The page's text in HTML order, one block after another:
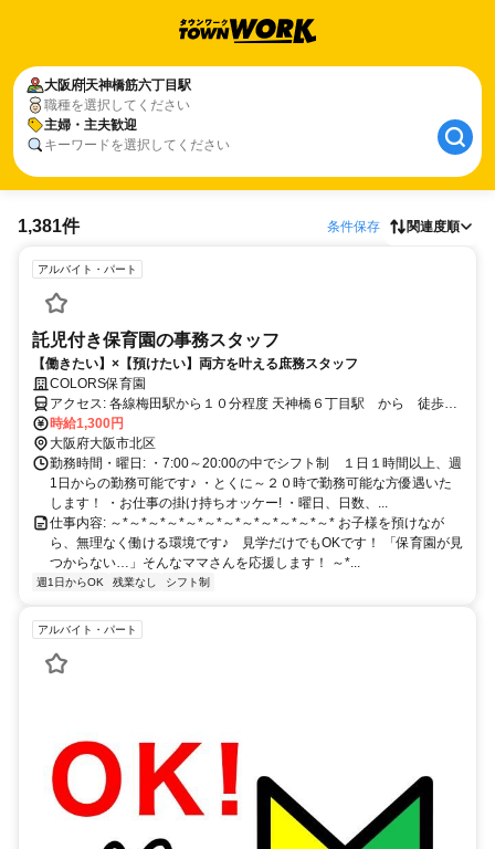
大阪府天神橋筋六丁目駅
職種を選択してください
主婦・主夫歓迎
キーワードを選択してください
1,381件 条件保存 関連度順
アルバイト・パート
託児付き保育園の事務スタッフ
【働きたい】×【預けたい】両方を叶える庶務スタッフ
COLORS保育園
アクセス: 各線梅田駅から１０分程度 天神橋６丁目駅 から 徒歩3
分程度 JR天満駅から徒歩１５分程度
時給1,300円
大阪府大阪市北区
勤務時間・曜日: ・7:00～20:00の中でシフト制 １日１時間以上、週
1日からの勤務可能です♪ ・とくに～２０時で勤務可能な方優遇いた
します！ ・お仕事の掛け持ちオッケー! ・曜日、日数、...
仕事内容: ～*～*～*～*～*～*～*～*～*～*～*～* お子様を預けなが
ら、無理なく働ける環境です♪ 見学だけでもOKです！ 「保育園が見
つからない…」そんなママさんを応援します！ ～*...
週1日からOK 残業なし シフト制
アルバイト・パート